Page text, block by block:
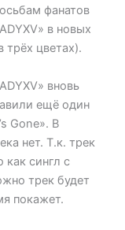
фанатов
в новых
трёх цветах).
вновь
ещё один
Gone». В
нет. Т.к. трек
как сингл с
трек будет
покажет.